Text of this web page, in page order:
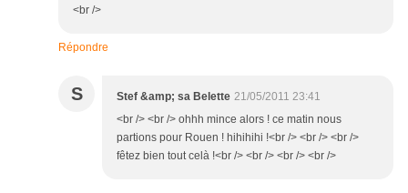
<br />
Répondre
S Stef &amp; sa Belette 21/05/2011 23:41
<br /> <br /> ohhh mince alors ! ce matin nous
partions pour Rouen ! hihihihi !<br /> <br /> <br />
fêtez bien tout celà !<br /> <br /> <br /> <br />